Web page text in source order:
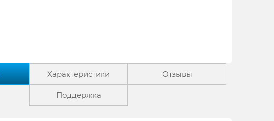
Характеристики Отзывы
Поддержка